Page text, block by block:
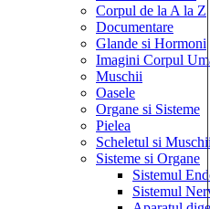
Corpul de la A la Z
Documentare
Glande si Hormoni
Imagini Corpul
Muschii
Oasele
Organe si Sisteme
Pielea
Scheletul si Muschii
Sisteme si Organe
Sistemul
Sistemul